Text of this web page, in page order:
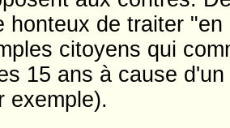
honteux de traiter
citoyens qui
15 ans à cause
exemple).